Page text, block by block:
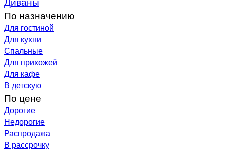
По назначению
Для гостиной
Для кухни
Спальные
Для прихожей
Для кафе
В детскую
По цене
Дорогие
Недорогие
Распродажа
В рассрочку